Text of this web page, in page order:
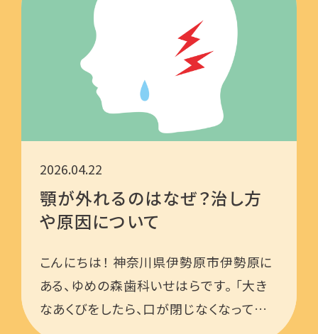
顎が外れるのはなぜ？治し方
や原因について
2026.04.22
こんにちは！ 神奈川県伊勢原市伊勢原に
ある、ゆめの森歯科いせはらです。 「大き
なあくびをしたら、口が閉じなくなってしま